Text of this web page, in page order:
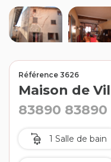
Extranet
Estimation
Avis clients
Référence 3626
Maison de
83890 83890
1 Salle de bain